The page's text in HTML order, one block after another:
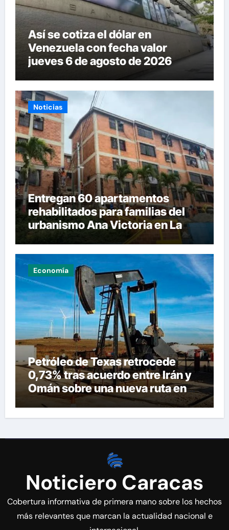
Así se cotiza el dólar en
Venezuela con fecha valor
jueves 6 de agosto de 2026
Noticias
Entregan 60 apartamentos
rehabilitados para familias del
urbanismo Ana Victoria en La
Guaira
Economía
Petróleo de Texas retrocede
0,73% tras acuerdo entre Irán y
Omán sobre una nueva ruta en
Ormuz
Noticiero Caracas
Cobertura informativa de primera mano sobre los hechos
más relevantes que marcan la actualidad nacional e